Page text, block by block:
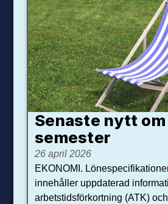
Senaste nytt
se­mester
26 april 2026
EKONOMI.
innehåller uppdaterad
arbetstidsförkortning (ATK)